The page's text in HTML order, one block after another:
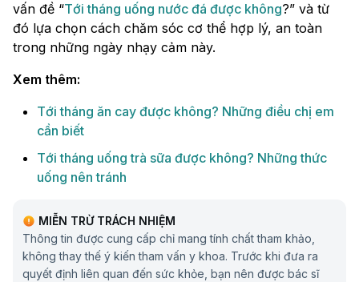
vấn đề “Tới tháng uống nước đá được không?” và từ
đó lựa chọn cách chăm sóc cơ thể hợp lý, an toàn
trong những ngày nhạy cảm này.
Xem thêm:
Tới tháng ăn cay được không? Những điều chị em
cần biết
Tới tháng uống trà sữa được không? Những thức
uống nên tránh
MIỄN TRỪ TRÁCH NHIỆM
Thông tin được cung cấp chỉ mang tính chất tham khảo,
không thay thế ý kiến tham vấn y khoa. Trước khi đưa ra
quyết định liên quan đến sức khỏe, bạn nên được bác sĩ